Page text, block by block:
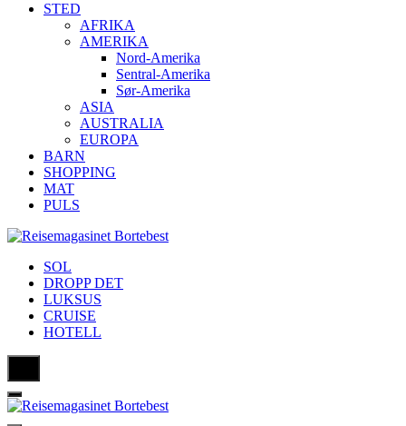
STED
AFRIKA
AMERIKA
Nord-Amerika
Sentral-Amerika
Sør-Amerika
ASIA
AUSTRALIA
EUROPA
BARN
SHOPPING
MAT
PULS
SOL
DROPP DET
LUKSUS
CRUISE
HOTELL